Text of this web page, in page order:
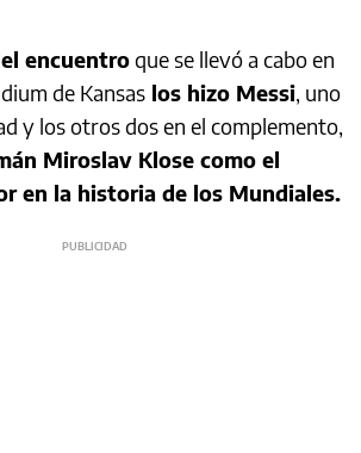
encuentroque se llevó a cabo en
de Kansas los hizo Messi, uno
y los otros dos en el complemento,
Miroslav Klose como el
en la historia de los Mundiales.